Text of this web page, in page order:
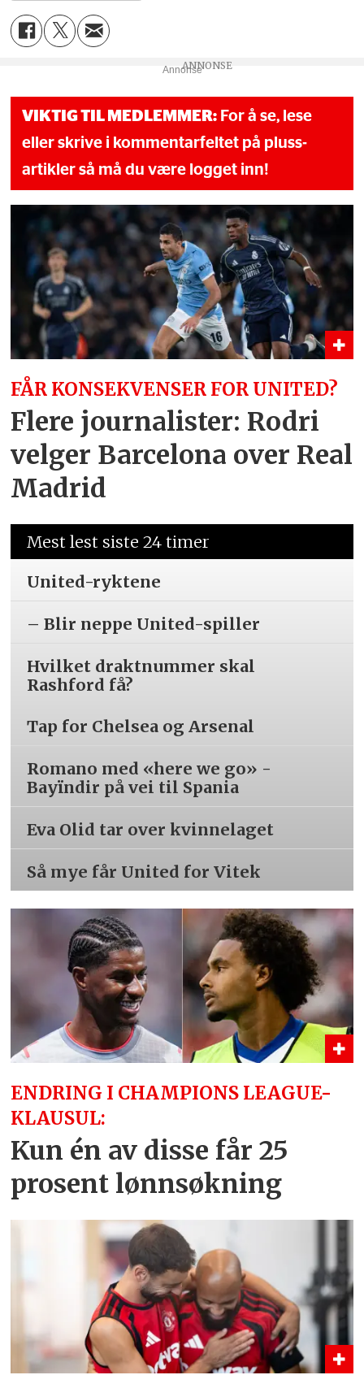
Annonse
VIKTIG TIL MEDLEMMER: For å se, lese
eller skrive i kommentarfeltet på pluss-
artikler så må du være logget inn!
FÅR KONSEKVENSER FOR UNITED?
Flere journalister: Rodri
velger Barcelona over Real
Madrid
Mest lest siste 24 timer
United-ryktene
– Blir neppe United-spiller
Hvilket draktnummer skal
Rashford få?
Tap for Chelsea og Arsenal
Romano med «here we go» -
Bayïndir på vei til Spania
Eva Olid tar over kvinnelaget
Så mye får United for Vitek
ENDRING I CHAMPIONS LEAGUE-
KLAUSUL:
Kun én av disse får 25
prosent lønnsøkning